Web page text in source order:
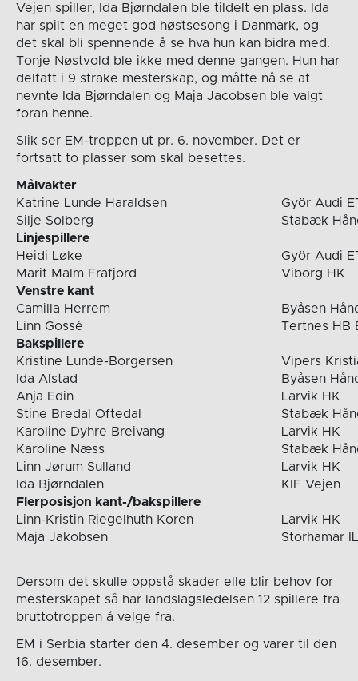
Vejen spiller, Ida Bjørndalen ble tildelt en plass. Ida
har spilt en meget god høstsesong i Danmark, og
det skal bli spennende å se hva hun kan bidra med.
Tonje Nøstvold ble ikke med denne gangen. Hun har
deltatt i 9 strake mesterskap, og måtte nå se at
nevnte Ida Bjørndalen og Maja Jacobsen ble valgt
foran henne.
Slik ser EM-troppen ut pr. 6. november. Det er
fortsatt to plasser som skal besettes.
Målvakter
Katrine Lunde Haraldsen
Györ Audi
Silje Solberg
Stabæk
Linjespillere
Heidi Løke
Györ Audi
Marit Malm Frafjord
Viborg HK
Venstre kant
Camilla Herrem
Byåsen
Linn Gossé
Tertnes HB
Bakspillere
Kristine Lunde-Borgersen
Vipers
Ida Alstad
Byåsen
Anja Edin
Larvik HK
Stine Bredal Oftedal
Stabæk
Karoline Dyhre Breivang
Larvik HK
Karoline Næss
Stabæk
Linn Jørum Sulland
Larvik HK
Ida Bjørndalen
KIF Vejen
Flerposisjon kant-/bakspillere
Linn-Kristin Riegelhuth Koren
Larvik HK
Maja Jakobsen
Storhamar IL
Dersom det skulle oppstå skader elle blir behov for
mesterskapet så har landslagsledelsen 12 spillere fra
bruttotroppen å velge fra.
EM i Serbia starter den 4. desember og varer til den
16. desember.